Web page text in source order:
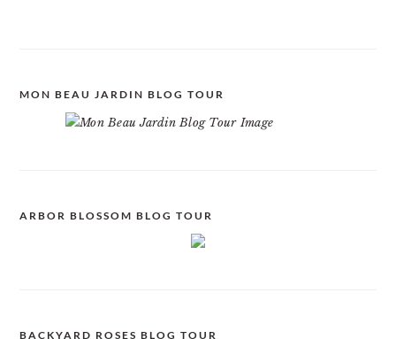
MON BEAU JARDIN BLOG TOUR
ARBOR BLOSSOM BLOG TOUR
BACKYARD ROSES BLOG TOUR